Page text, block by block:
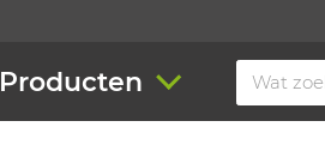
Producten